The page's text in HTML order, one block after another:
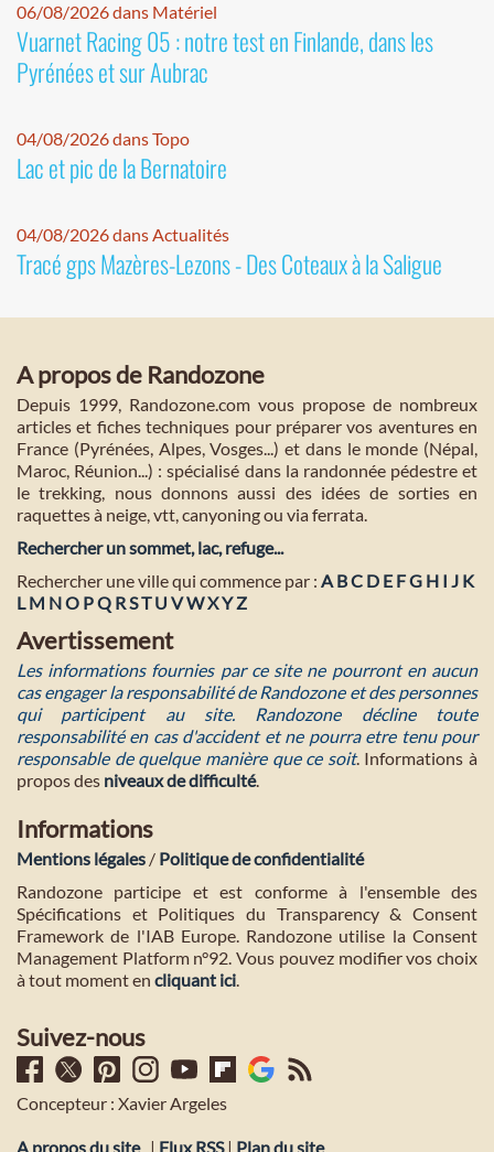
06/08/2026 dans Matériel
Vuarnet Racing 05 : notre test en Finlande, dans les
Pyrénées et sur Aubrac
04/08/2026 dans Topo
Lac et pic de la Bernatoire
04/08/2026 dans Actualités
Tracé gps Mazères-Lezons - Des Coteaux à la Saligue
A propos de Randozone
Depuis 1999, Randozone.com vous propose de nombreux
articles et fiches techniques pour préparer vos aventures en
France (Pyrénées, Alpes, Vosges...) et dans le monde (Népal,
Maroc, Réunion...) : spécialisé dans la randonnée pédestre et
le trekking, nous donnons aussi des idées de sorties en
raquettes à neige, vtt, canyoning ou via ferrata.
Rechercher un sommet, lac, refuge...
Rechercher une ville qui commence par : A BC D E FG H I J K
L M NO PQ R ST U VWXY Z
Avertissement
Les informations fournies par ce site ne pourront en aucun
cas engager la responsabilité de Randozone et des personnes
qui participent au site. Randozone décline toute
responsabilité en cas d'accident et ne pourra etre tenu pour
responsable de quelque manière que ce soit. Informations à
propos des niveaux de difficulté.
Informations
Mentions légales / Politique de confidentialité
Randozone participe et est conforme à l'ensemble des
Spécifications et Politiques du Transparency & Consent
Framework de l'IAB Europe. Randozone utilise la Consent
Management Platform n°92. Vous pouvez modifier vos choix
à tout moment en cliquant ici
Suivez-nous
Concepteur : Xavier Argeles
A propos du site | Flux RSS| Plan du site